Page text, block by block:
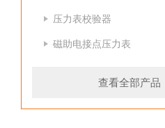
压力表校验器
磁助电接点压力表
查看全部产品